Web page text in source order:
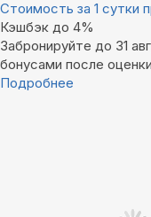
Стоимость за 1 сутки
Кэшбэк до 4%
Забронируйте до 31
бонусами после
Подробнее